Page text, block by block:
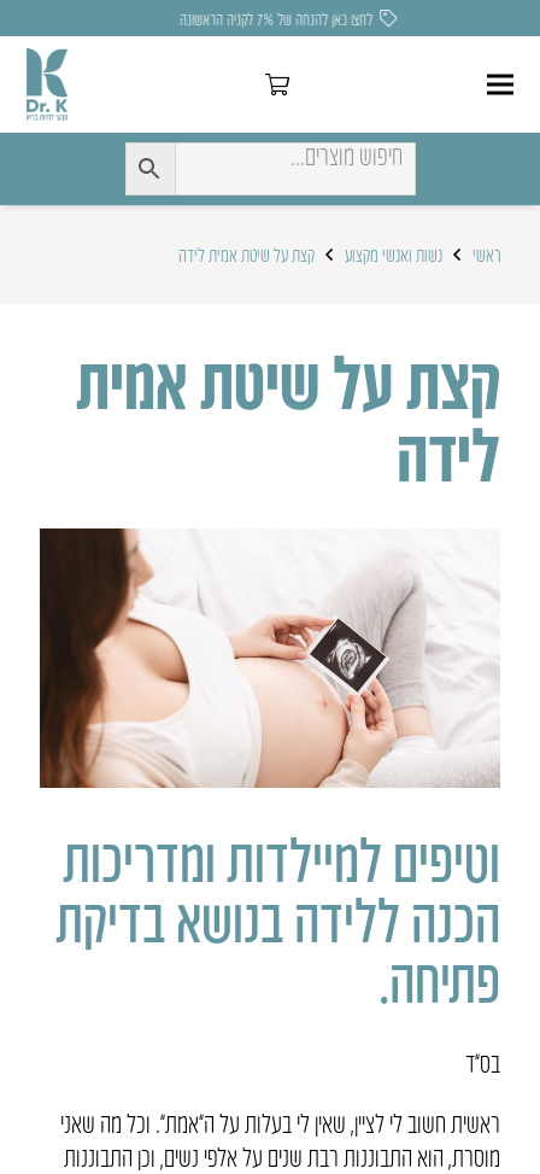
לחצו כאן להנחה של 7% לקניה הראשונה
ראשי נשות ואנשי מקצוע קצת על שיטת אמית לידה
קצת על שיטת אמית
לידה
וטיפים למיילדות ומדריכות
הכנה ללידה בנושא בדיקת
פתיחה.
בס”ד
ראשית חשוב לי לציין, שאין לי בעלות על ה”אמת”. וכל מה שאני
מוסרת, הוא התבוננות רבת שנים על אלפי נשים, וכן התבוננות